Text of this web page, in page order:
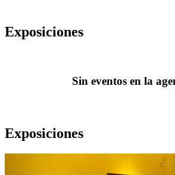
Exposiciones
Sin eventos en la
Exposiciones